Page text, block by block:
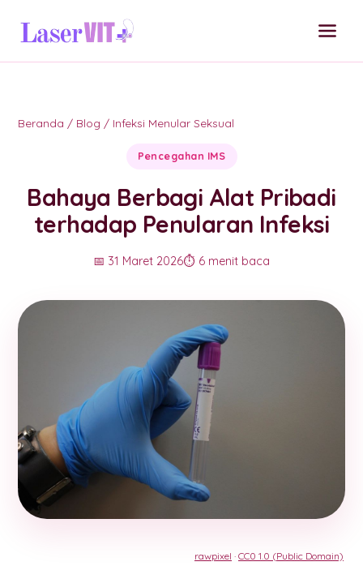
Beranda / Blog / Infeksi Menular Seksual
Pencegahan IMS
Bahaya Berbagi Alat Pribadi
terhadap Penularan Infeksi
📅 31 Maret 2026⏱️ 6 menit baca
rawpixel · CC0 1.0 (Public Domain)